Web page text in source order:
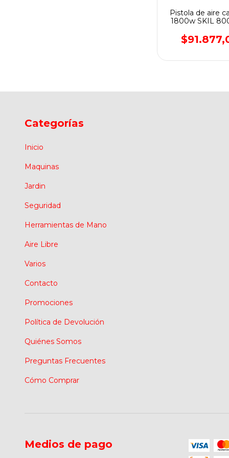
Pistola de aire
1800w SKIL
Categorías
Inicio
Maquinas
Jardin
Seguridad
Herramientas de Mano
Aire Libre
Varios
Contacto
Promociones
Política de Devolución
Quiénes Somos
Preguntas Frecuentes
Cómo Comprar
Medios de pago